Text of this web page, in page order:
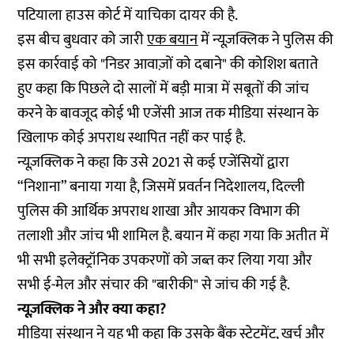
पटियाला हाउस कोर्ट में याचिका दायर की है.
इस बीच बुधवार को जारीएक बयानमें न्यूज़क्लिक ने पुलिस की
इस कार्रवाई को "निडर आवाज़ों को दबाने" की कोशिश बताते
हुए कहा कि पिछले दो सालों में बड़ी मात्रा में सबूतों की जांच
करने के बावजूद कोई भी एजेंसी आज तक मीडिया संस्थान के
खिलाफ कोई अपराध स्थापित नहीं कर पाई है.
न्यूज़क्लिक ने कहा कि उसे 2021 से कई एजेंसियों द्वारा
“निशाना” बनाया गया है, जिसमें प्रवर्तन निदेशालय, दिल्ली
पुलिस की आर्थिक अपराध शाखा और आयकर विभाग की
तलाशी और जांच भी शामिल है. बयान में कहा गया कि अतीत में
भी सभी इलेक्ट्रॉनिक उपकरणों को जब्त कर लिया गया और
सभी ई-मेल और संचार की "बारीकी" से जांच की गई है.
न्यूज़क्लिक ने और क्या कहा?
मीडिया संस्थान ने यह भी कहा कि उसके बैंक स्टेटमेंट, खर्च और